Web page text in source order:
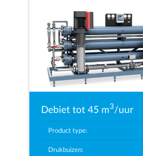
Debiet tot 45 m3/uur
Product type:
Drukbuizen: